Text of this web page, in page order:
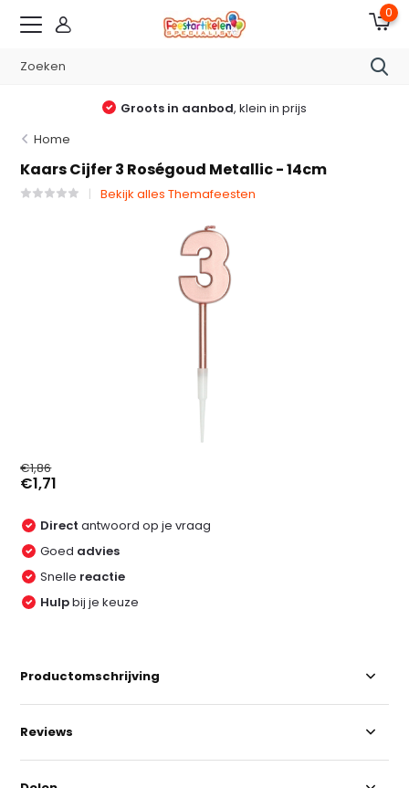
0
Groots in aanbod, klein in prijs
Home
Kaars Cijfer 3 Roségoud Metallic - 14cm
Bekijk alles Themafeesten
€1,86
€1,71
Direct antwoord op je vraag
Goed advies
Snelle reactie
Hulpbij je keuze
Productomschrijving
Reviews